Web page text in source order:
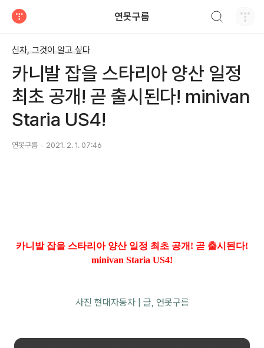
연못구름
신차, 그것이 알고 싶다
카니발 잡을 스타리아 양산 일정
최초 공개! 곧 출시된다! minivan
Staria US4!
연못구름 2021. 2. 1. 07:46
카니발 잡을 스타리아 양산 일정 최초 공개! 곧 출시된다!
minivan Staria US4!
사진 현대자동차 | 글, 연못구름